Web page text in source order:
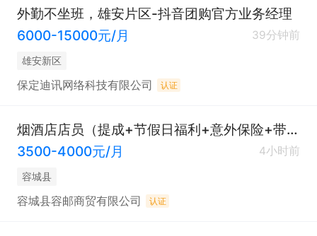
外勤不坐班，雄安片区-抖音团购官方业务经理
6000-15000元/月
39分钟前
雄安新区
保定迪讯网络科技有限公司 认证
烟酒店店员（提成+节假日福利+意外保险+带薪休假）
3500-4000元/月
4小时前
容城县
容城县容邮商贸有限公司 认证